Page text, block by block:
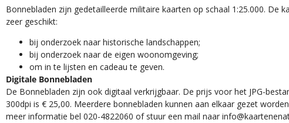
Bonnebladen zijn gedetailleerde militaire kaarten op schaal 1:25.000. De
zeer geschikt:​
​bij onderzoek naar historische landschappen;
bij onderzoek naar de eigen woonomgeving;
om in te lijsten en cadeau te geven.
Digitale Bonnebladen
De Bonnebladen zijn ook digitaal verkrijgbaar. De prijs voor het JPG-
300dpi is € 25,00. Meerdere bonnebladen kunnen aan elkaar gezet
meer informatie bel 020-4822060 of stuur een mail naar